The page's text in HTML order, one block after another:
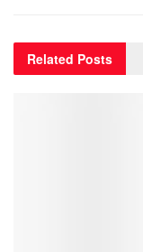
Related Posts